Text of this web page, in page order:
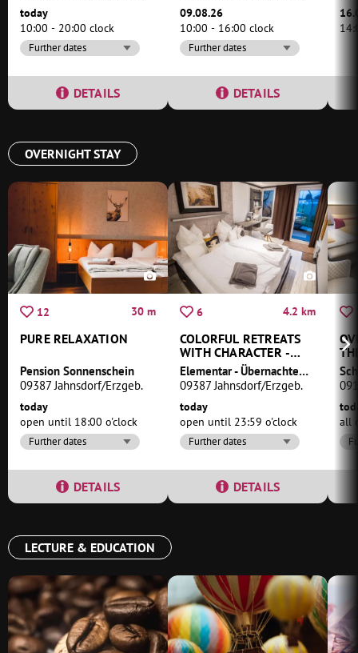
today
10:00 - 20:00 clock
Further dates
DETAILS
09.08.26
10:00 - 16:00 clock
Further dates
DETAILS
OVERNIGHT STAY
12 30 m
PURE RELAXATION
Pension Sonnenschein
09387 Jahnsdorf/Erzgeb.
today
open until 18:00 o'clock
Further dates
DETAILS
6 4.2 km
COLORFUL RETREATS
WITH CHARACTER -
SURROUNDED BY
GREENERY
Elementar - Übernachten im Grünen - Ferienwohnung und -zimmer
09387 Jahnsdorf/Erzgeb.
today
open until 23:59 o'clock
Further dates
DETAILS
all
LECTURE & EDUCATION